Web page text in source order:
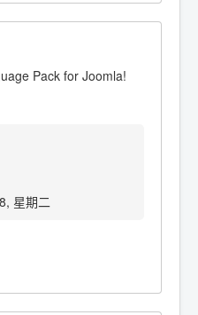
Pack for Joomla!
星期二